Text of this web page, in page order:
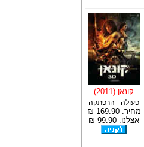
קונאן (2011)
פעולה - הרפתקה
מחיר:169.90 ₪
אצלנו: 99.90 ₪